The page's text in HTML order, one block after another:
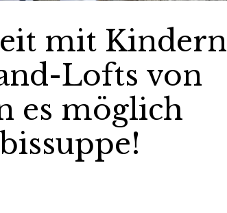
mit Kindern
Lofts von
es möglich